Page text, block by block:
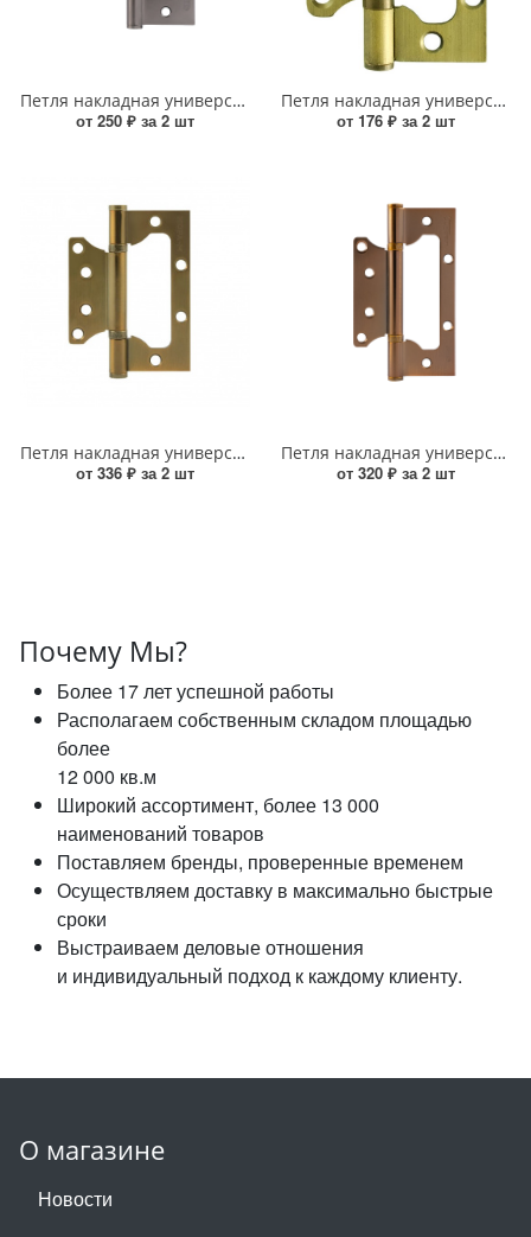
Петля накладная универсальная Нора-М 800-5" FHP-STD без колпачка (125х75х2,5) графит
от 250 ₽ за 2 шт
Петля накладная универсальная ИСПАРУС без колпачка 800-4" FHP AB (100х75х2,5) бронзовое покрытие
от 176 ₽ за 2 шт
Петля накладная универсальная Нора-М 800-4" FHP без колпачка (100х75х2,5) матовый кофе
от 336 ₽ за 2 шт
Петля накладная универсальная Нора-М 800-5" FHP-STD без колпачка (125х75х2,5) матовый кофе
от 320 ₽ за 2 шт
Почему Мы?
Более 17 лет успешной работы
Располагаем собственным складом площадью
более
12 000 кв.м
Широкий ассортимент, более 13 000
наименований товаров
Поставляем бренды, проверенные временем
Осуществляем доставку в максимально быстрые
сроки
Выстраиваем деловые отношения
и индивидуальный подход к каждому клиенту.
О магазине
Новости